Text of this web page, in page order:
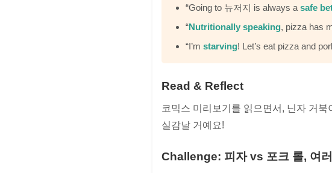
“Going to 뉴저지 is always a safe
“Nutritionally speaking, pizza has
“I’m starving! Let’s eat pizza and
Read & Reflect
코믹스 미리보기를 읽으면서, 닌자 거
실감날 거예요!
Challenge: 피자 vs 포크 롤, 여